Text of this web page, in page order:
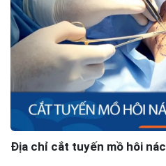
Địa chỉ cắt tuyến mồ hôi